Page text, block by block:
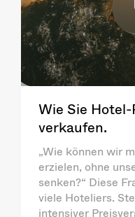
Wie Sie
verkaufen.
„Wie können wir
erzielen, ohne
senken?“ Diese
viele Hoteliers.
intensiver